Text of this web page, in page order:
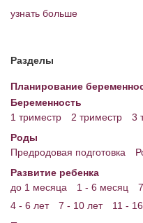
узнать больше
Разделы
Планирование
Беременность
1 триместр
2 триместр
3
Роды
Предродовая подготовка
Развитие ребенка
до 1 месяца
1 - 6 месяц
4 - 6 лет
7 - 10 лет
11 -